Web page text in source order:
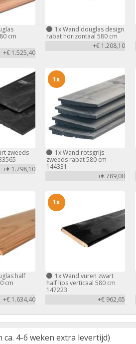
cm
+€ 1.525,40
1xWand douglas design
rabat horizontaal 580 cm
+€ 1.208,10
zweeds
+€ 1.798,10
1xWand rotsgrijs
zweeds rabat 580 cm
144331
+€ 789,00
1x
half
cm
+€ 1.634,40
1xWand vuren zwart
half lips verticaal 580 cm
147223
+€ 962,65
1x
4-6 weken extra levertijd)